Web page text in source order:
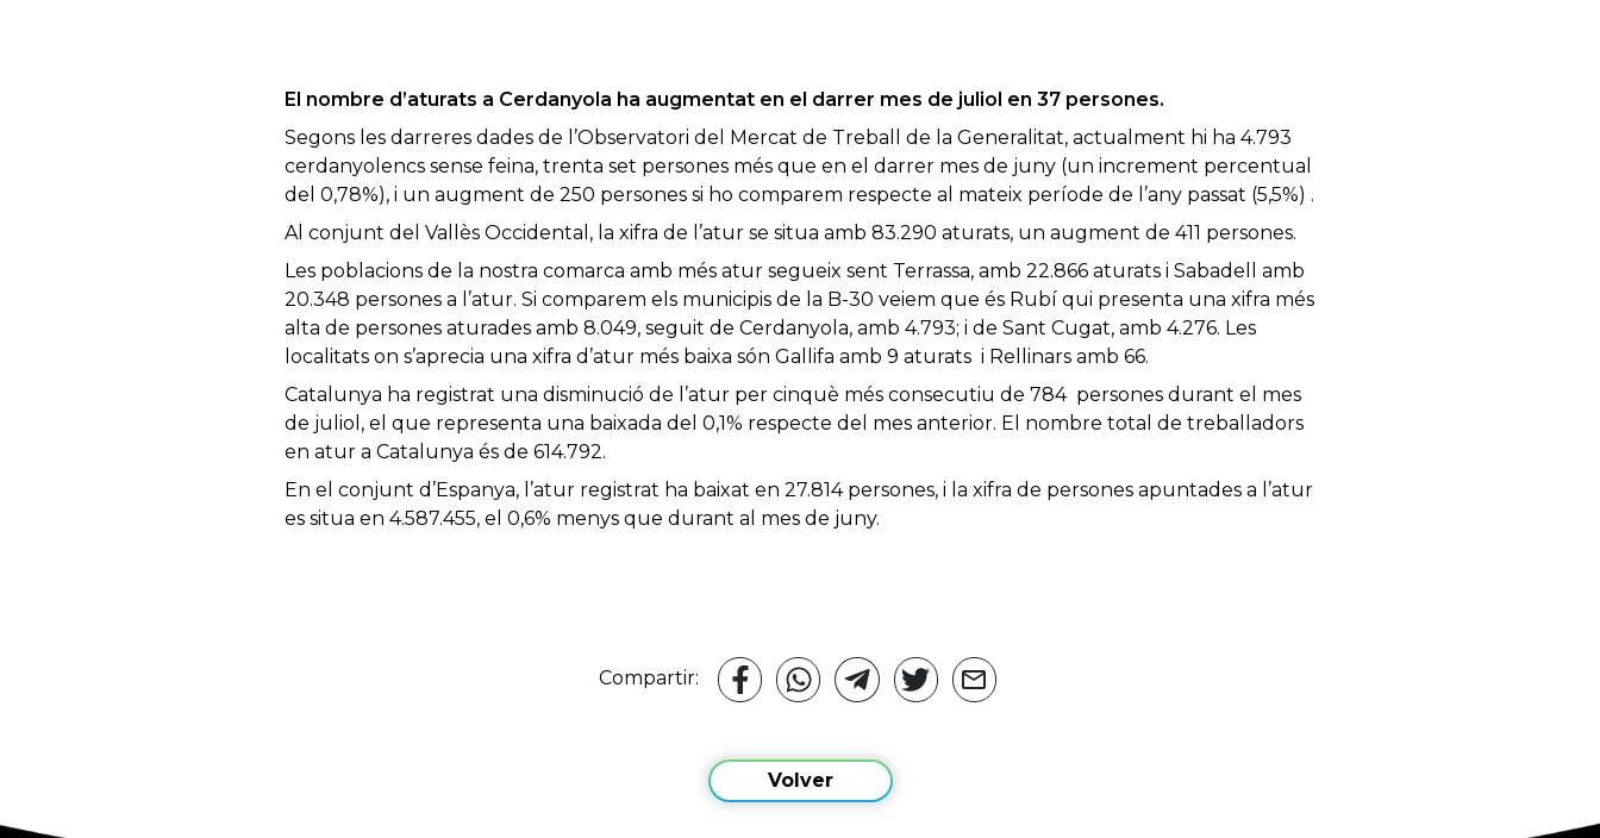
El nombre d’aturats a Cerdanyola ha augmentat en el darrer mes de juliol en 37 persones.
Segons les darreres dades de l’Observatori del Mercat de Treball de la Generalitat, actualment hi ha 4.793
cerdanyolencs sense feina, trenta set persones més que en el darrer mes de juny (un increment percentual
del 0,78%), i un augment de 250 persones si ho comparem respecte al mateix període de l’any passat (5,5%) .
Al conjunt del Vallès Occidental, la xifra de l’atur se situa amb 83.290 aturats, un augment de 411 persones.
Les poblacions de la nostra comarca amb més atur segueix sent Terrassa, amb 22.866 aturats i Sabadell amb
20.348 persones a l’atur. Si comparem els municipis de la B-30 veiem que és Rubí qui presenta una xifra més
alta de persones aturades amb 8.049, seguit de Cerdanyola, amb 4.793; i de Sant Cugat, amb 4.276. Les
localitats on s’aprecia una xifra d’atur més baixa són Gallifa amb 9 aturats i Rellinars amb 66.
Catalunya ha registrat una disminució de l’atur per cinquè més consecutiu de 784 persones durant el mes
de juliol, el que representa una baixada del 0,1% respecte del mes anterior. El nombre total de treballadors
en atur a Catalunya és de 614.792.
En el conjunt d’Espanya, l’atur registrat ha baixat en 27.814 persones, i la xifra de persones apuntades a l’atur
es situa en 4.587.455, el 0,6% menys que durant al mes de juny.
Compartir:
Volver